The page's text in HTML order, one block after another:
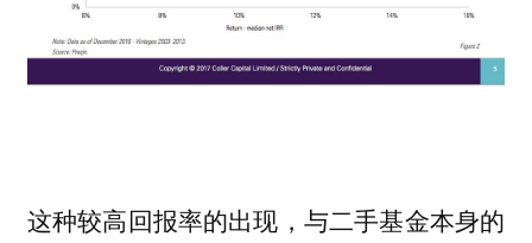
这种较高回报率的出现，与二手基金本身的